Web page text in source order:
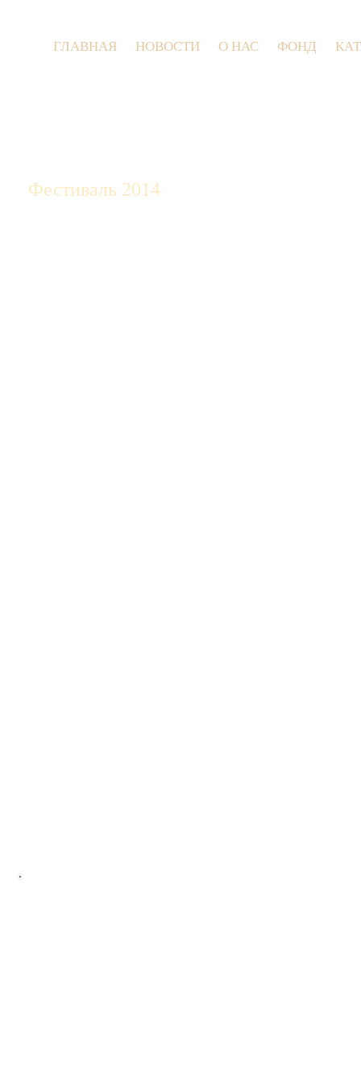
ГЛАВНАЯ НОВОСТИ О НАС ФОНД
Фестиваль 2014